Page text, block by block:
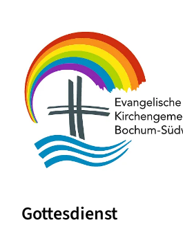
Gottesdienst